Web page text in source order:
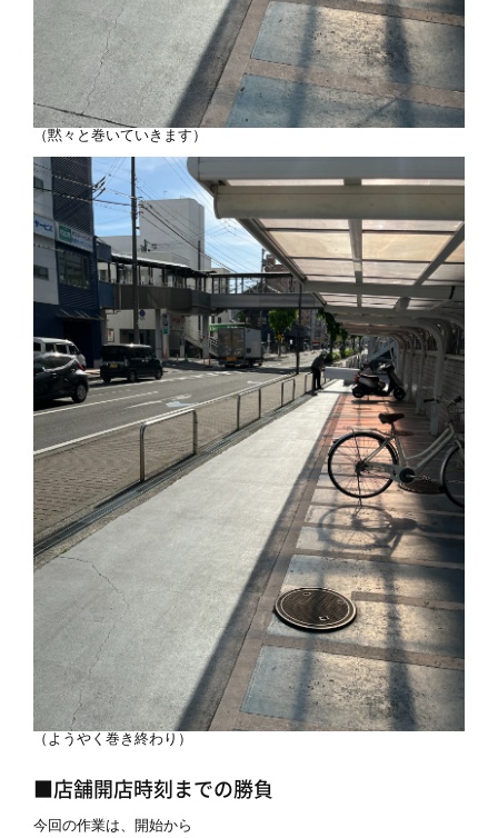
（黙々と巻いていきます）
（ようやく巻き終わり）
■店舗開店時刻までの勝負
今回の作業は、開始から